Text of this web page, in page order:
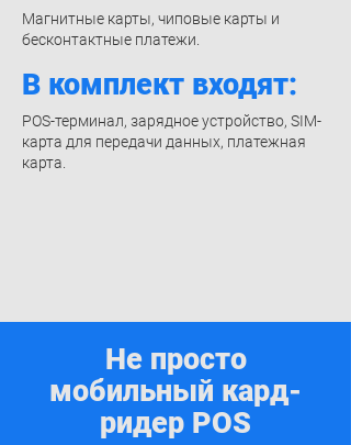
Магнитные карты, чиповые карты и
бесконтактные платежи.
В комплект входят:
POS-терминал, зарядное устройство, SIM-
карта для передачи данных, платежная
карта.
Не просто
мобильный кард-
ридер POS